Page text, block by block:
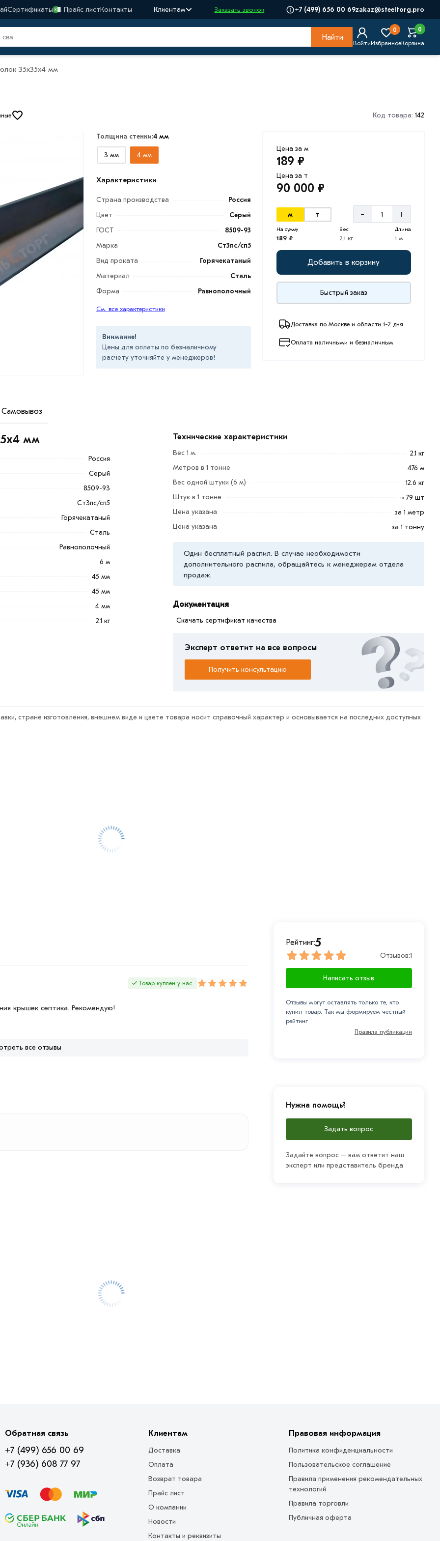
Сертификаты Прайс листКонтакты Клиентам Заказать звонок +7 (499) 656 00 69zakaz@steeltorg.pro
Найти
ВойтиИзбранное
0
Корзина
0
35х35х4 мм
Код товара: 142
Толщина стенки:4 мм
3 мм 4 мм
Характеристики
Страна производства
Россия
Цвет
Серый
ГОСТ
8509-93
Марка
Ст3пс/сп5
Вид проката
Горячекатаный
Материал
Сталь
Форма
Равнополочный
См. все характеристики
Внимание!
Цены для оплаты по безналичному
расчету уточняйте у менеджеров!
Цена за м
189 ₽
Цена за т
90 000 ₽
м т - +
На сумму
189 ₽
Вес
2.1 кг
Длина
1 м
Добавить в корзину
Быстрый заказ
Доставка по Москве и области 1-2 дня
Оплата наличными и безналичным
Самовывоз
размеры на обеих плоскостях и чаще
основные компоненты, как углеродистая
Уголок равнополочный
менеджеры обработают заказ и
всем стандартам качества.
обязательно).
мм
Россия
Серый
8509-93
Ст3пс/сп5
Горячекатаный
Сталь
Равнополочный
6 м
45 мм
45 мм
4 мм
2.1 кг
Технические характеристики
Вес 1 м.
2.1 кг
Метров в 1 тонне
476 м
Вес одной штуки (6 м)
12.6 кг
Штук в 1 тонне
≈ 79 шт
Цена указана
за 1 метр
Цена указана
за 1 тонну
Один бесплатный распил. В случае необходимости
дополнительного распила, обращайтесь к менеджерам отдела
продаж.
Документация
Скачать сертификат качества
Эксперт ответит на все вопросы
Получить консультацию
стране изготовления, внешнем виде и цвете товара носит справочный характер и основывается на последних доступных
Товар куплен у нас
крышек септика. Рекомендую!
все отзывы
Рейтинг:5
Отзывов:1
Написать отзыв
Отзывы могут оставлять только те, кто
купил товар. Так мы формируем честный
рейтинг
Правила публикации
Нужна помощь?
Задать вопрос
Задайте вопрос – вам ответит наш
эксперт или представитель бренда
Обратная связь
+7 (499) 656 00 69
+7 (936) 608 77 97
Клиентам
Доставка
Оплата
Возврат товара
Прайс лист
О компании
Новости
Контакты и реквизиты
Правовая информация
Политика конфиденциальности
Пользовательское соглашение
Правила применения рекомендательных
технологий
Правила торговли
Публичная оферта